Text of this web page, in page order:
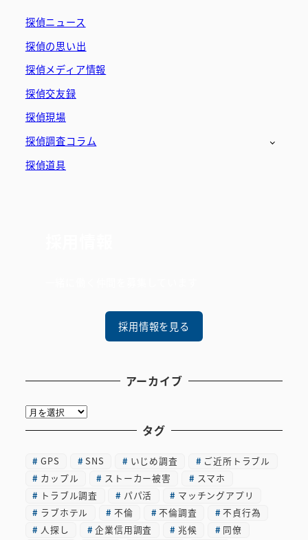
探偵ニュース
探偵の思い出
探偵メディア情報
探偵交友録
探偵現場
探偵調査コラム
探偵道具
採用情報を見る
アーカイブ
ア
ー
イ
ブ
タグ
GPS SNS いじめ調査
ご近所トラブル
カップル
ストーカー被害
スマホ
トラブル調査
パパ活
マッチングアプリ
ラブホテル
不倫 不倫調査
不貞行為
人探し
企業信用調査 兆候 同僚